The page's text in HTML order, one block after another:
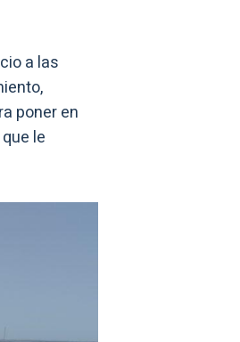
a las
poner en
le